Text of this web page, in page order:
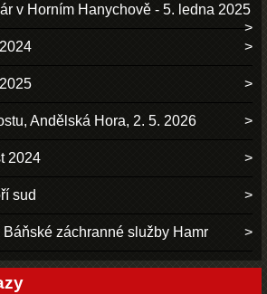
v Horním Hanychově - 5. ledna 2025
Andělská Hora, 2. 5. 2026
2024
sud
záchranné služby Hamr